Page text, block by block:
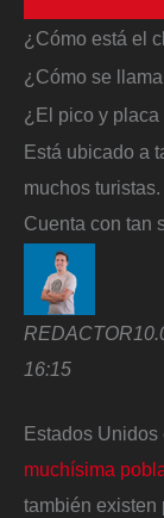
¿Cómo está el
¿Cómo se
¿El pico y
Está ubicado a
muchos turistas.
Cuenta con tan
REDACTOR
16:15
Estados
muchísima
también existen